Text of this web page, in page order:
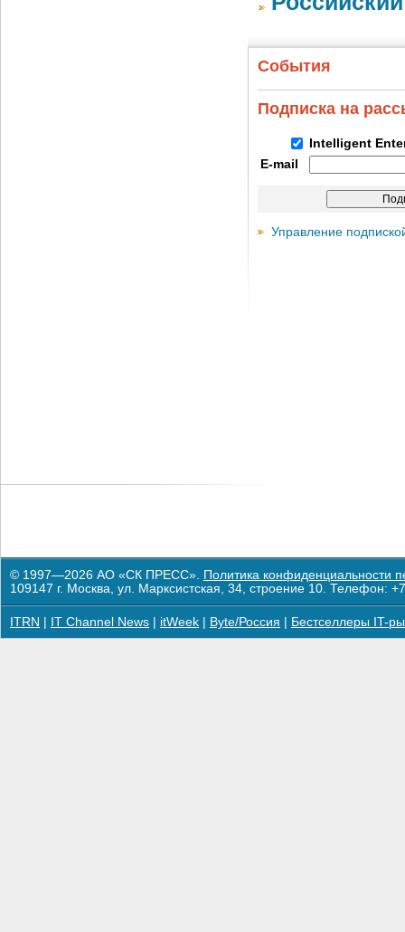
События
Подписка на
Intelligent
E-mail
Управление
© 1997—2026 АО «СК ПРЕСС». Политика конфиденциальности
109147 г. Москва, ул. Марксистская, 34, строение 10. Телефон:
ITRN IT Channel News itWeek Byte/Россия Бестселлеры IT-